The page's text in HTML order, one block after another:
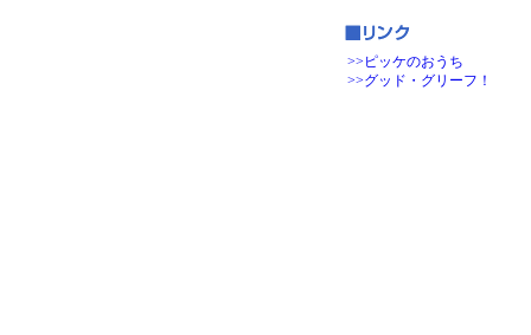
>>ピッケのおうち
>>グッド・グリーフ！